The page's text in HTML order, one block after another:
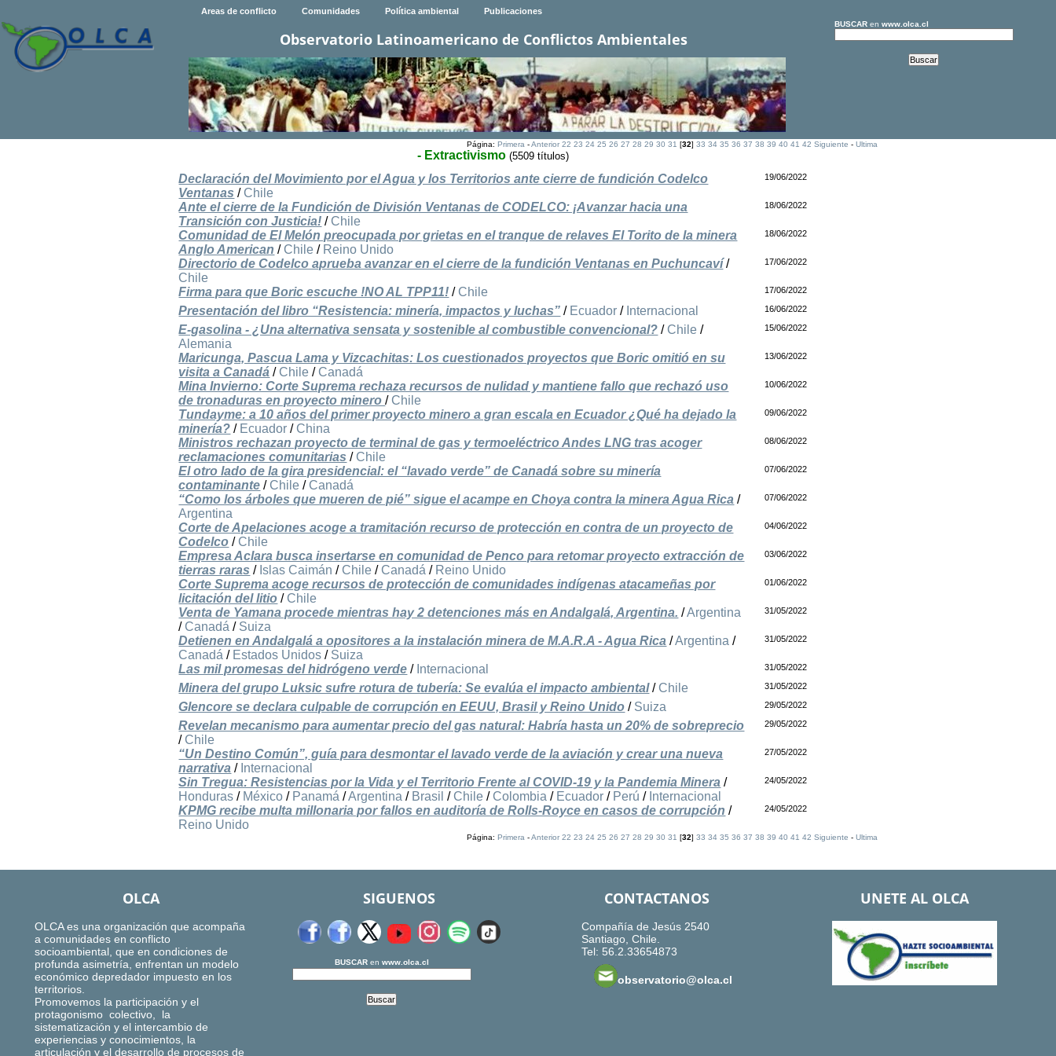
Areas de conflicto Comunidades Política ambiental Publicaciones
Observatorio Latinoamericano de Conflictos Ambientales
BUSCARen www.olca.cl
Página: Primera-Anterior 22 23 24 25 26 27 28 29 30 31 [32] 33 34 35 36 37 38 39 40 41 42 Siguiente - Ultima
- Extractivismo (5509 títulos)
Declaración del Movimiento por el Agua y los Territorios ante cierre de fundición Codelco
Ventanas / Chile
19/06/2022
Ante el cierre de la Fundición de División Ventanas de CODELCO: ¡Avanzar hacia una
Transición con Justicia! / Chile
18/06/2022
Comunidad de El Melón preocupada por grietas en el tranque de relaves El Torito de la minera
Anglo American / Chile / Reino Unido
18/06/2022
Directorio de Codelco aprueba avanzar en el cierre de la fundición Ventanas en Puchuncaví/
Chile
17/06/2022
Firma para que Boric escuche !NO AL TPP11! / Chile 17/06/2022
Presentación del libro “Resistencia: minería, impactos y luchas” / Ecuador / Internacional 16/06/2022
E-gasolina - ¿Una alternativa sensata y sostenible al combustible convencional? / Chile /
Alemania
15/06/2022
Maricunga, Pascua Lama y Vizcachitas: Los cuestionados proyectos que Boric omitió en su
visita a Canadá / Chile / Canadá
13/06/2022
Mina Invierno: Corte Suprema rechaza recursos de nulidad y mantiene fallo que rechazó uso
de tronaduras en proyecto minero/ Chile
10/06/2022
Tundayme: a 10 años del primer proyecto minero a gran escala en Ecuador ¿Qué ha dejado la
minería? / Ecuador / China
09/06/2022
Ministros rechazan proyecto de terminal de gas y termoeléctrico Andes LNG tras acoger
reclamaciones comunitarias / Chile
08/06/2022
El otro lado de la gira presidencial: el “lavado verde” de Canadá sobre su minería
contaminante / Chile / Canadá
07/06/2022
“Como los árboles que mueren de pié” sigue el acampe en Choya contra la minera Agua Rica /
Argentina
07/06/2022
Corte de Apelaciones acoge a tramitación recurso de protección en contra de un proyecto de
Codelco / Chile
04/06/2022
Empresa Aclara busca insertarse en comunidad de Penco para retomar proyecto extracción de
tierras raras / Islas Caimán / Chile / Canadá / Reino Unido
03/06/2022
Corte Suprema acoge recursos de protección de comunidades indígenas atacameñas por
licitación del litio / Chile
01/06/2022
Venta de Yamana procede mientras hay 2 detenciones más en Andalgalá, Argentina. /Argentina
/ Canadá / Suiza
31/05/2022
Detienen en Andalgalá a opositores a la instalación minera de M.A.R.A - Agua Rica /Argentina /
Canadá / Estados Unidos / Suiza
31/05/2022
Las mil promesas del hidrógeno verde / Internacional 31/05/2022
Minera del grupo Luksic sufre rotura de tubería: Se evalúa el impacto ambiental/ Chile 31/05/2022
Glencore se declara culpable de corrupción en EEUU, Brasil y Reino Unido / Suiza 29/05/2022
Revelan mecanismo para aumentar precio del gas natural: Habría hasta un 20% de sobreprecio
/ Chile
29/05/2022
“Un Destino Común”, guía para desmontar el lavado verde de la aviación y crear una nueva
narrativa / Internacional
27/05/2022
Sin Tregua: Resistencias por la Vida y el Territorio Frente al COVID-19 y la Pandemia Minera /
Honduras / México / Panamá /Argentina / Brasil / Chile / Colombia / Ecuador / Perú / Internacional
24/05/2022
KPMG recibe multa millonaria por fallos en auditoría de Rolls-Royce en casos de corrupción /
Reino Unido
24/05/2022
Página: Primera-Anterior 22 23 24 25 26 27 28 29 30 31 [32] 33 34 35 36 37 38 39 40 41 42 Siguiente - Ultima
OLCA
OLCA es una organización que acompaña
a comunidades en conflicto
socioambiental, que en condiciones de
profunda asimetría, enfrentan un modelo
económico depredador impuesto en los
territorios.
Promovemos la participación y el
protagonismo colectivo, la
sistematización y el intercambio de
experiencias y conocimientos, la
articulación y el desarrollo de procesos de
SIGUENOS
BUSCARen www.olca.cl
CONTACTANOS
Compañía de Jesús 2540
Santiago, Chile.
Tel: 56.2.33654873
observatorio@olca.cl
UNETE AL OLCA